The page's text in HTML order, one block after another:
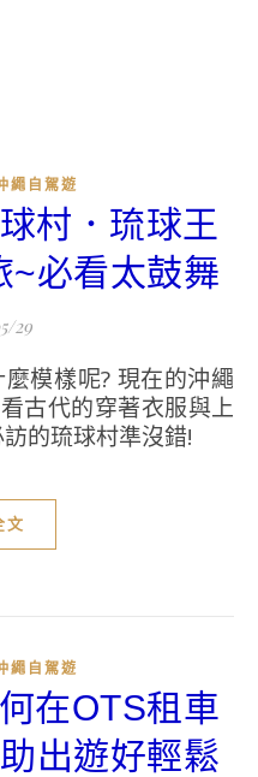
繩自駕遊
村．琉球王
~必看太鼓舞
29
古代的穿著衣服與上
的琉球村準沒錯!
文
繩自駕遊
在OTS租車
出遊好輕鬆